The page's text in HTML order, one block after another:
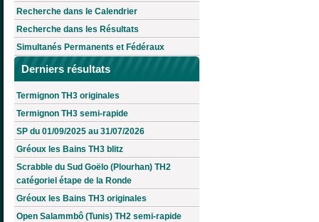
Recherche dans le Calendrier
Recherche dans les Résultats
Simultanés Permanents et Fédéraux
Derniers résultats
Termignon TH3 originales
Termignon TH3 semi-rapide
SP du 01/09/2025 au 31/07/2026
Gréoux les Bains TH3 blitz
Scrabble du Sud Goëlo (Plourhan) TH2
catégoriel étape de la Ronde
Gréoux les Bains TH3 originales
Open Salammbô (Tunis) TH2 semi-rapide